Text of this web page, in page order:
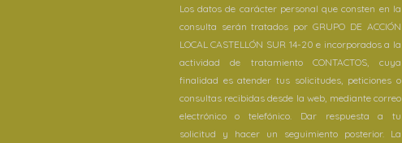
Los datos de carácter personal que consten en la
consulta serán tratados por GRUPO DE ACCIÓN
LOCAL CASTELLÓN SUR 14-20 e incorporados a la
actividad de tratamiento CONTACTOS, cuya
finalidad es atender tus solicitudes, peticiones o
consultas recibidas desde la web, mediante correo
electrónico o telefónico. Dar respuesta a tu
solicitud y hacer un seguimiento posterior. La